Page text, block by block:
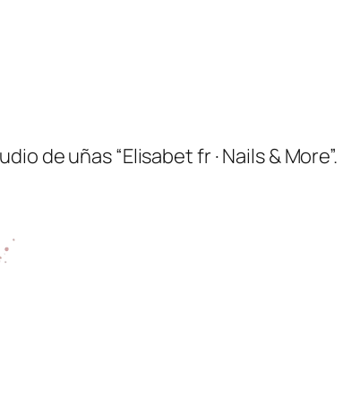
de uñas “Elisabet fr · Nails & More”.